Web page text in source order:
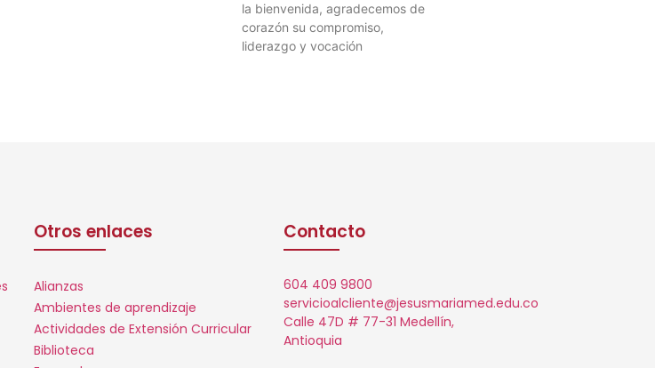
la bienvenida, agradecemos de
corazón su compromiso,
liderazgo y vocación
Otros enlaces
Alianzas
Ambientes de aprendizaje
Actividades de Extensión Curricular
Biblioteca
Contacto
604 409 9800
servicioalcliente@jesusmariamed.edu.co
Calle 47D # 77-31 Medellín,
Antioquia